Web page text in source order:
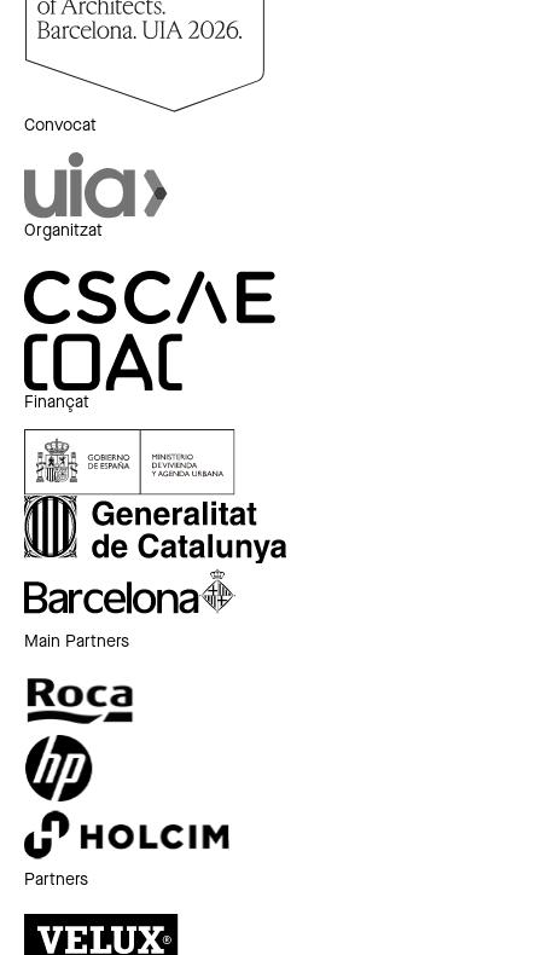
Convocat
Organitzat
Finançat
Main Partners
Partners